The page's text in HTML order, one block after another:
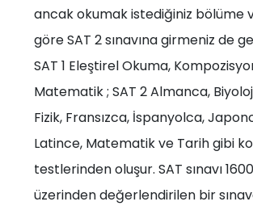
ancak okumak istediğiniz bölüme
göre SAT 2 sınavına girmeniz de
SAT 1 Eleştirel Okuma,
Matematik ; SAT 2 Almanca,
Fizik, Fransızca, İspanyolca,
Latince, Matematik ve Tarih gibi
testlerinden oluşur. SAT sınavı
üzerinden değerlendirilen bir